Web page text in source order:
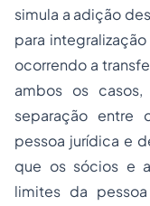
simula a adição
para
ocorrendo a
ambos os
separação entre
pessoa jurídica e
que os sócios e
limites da